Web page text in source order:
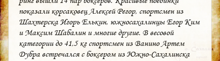
показали корсаковец Алексей Регор, спортсмен из
Шахтерска Игорь Елькин, южносахалинцы Егор Ким
и Максим Шабалин и многие другие. В весовой
категории до 41,5 кг спортсмен из Ванино Артем
Дубра встречался с боксером из Южно-Сахалинска